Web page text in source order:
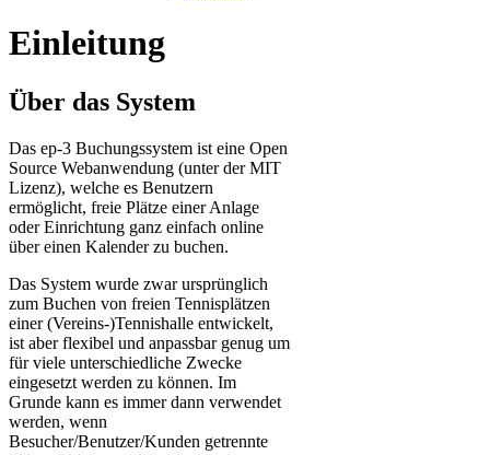
Einleitung
Über das System
Das ep-3 Buchungssystem ist eine Open
Source Webanwendung (unter der MIT
Lizenz), welche es Benutzern
ermöglicht, freie Plätze einer Anlage
oder Einrichtung ganz einfach online
über einen Kalender zu buchen.
Das System wurde zwar ursprünglich
zum Buchen von freien Tennisplätzen
einer (Vereins-)Tennishalle entwickelt,
ist aber flexibel und anpassbar genug um
für viele unterschiedliche Zwecke
eingesetzt werden zu können. Im
Grunde kann es immer dann verwendet
werden, wenn
Besucher/Benutzer/Kunden getrennte